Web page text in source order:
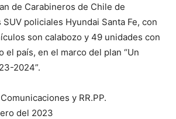
de Carabineros de Chile de
policiales Hyundai Santa Fe, con
son calabozo y 49 unidades con
el país, en el marco del plan “Un
2024”.
y RR.PP.
del 2023